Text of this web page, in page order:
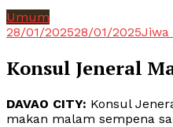
Umum
28/01/202528/01/2025Jiwa
Konsul Jeneral
DAVAO CITY: Konsul
makan malam sempena